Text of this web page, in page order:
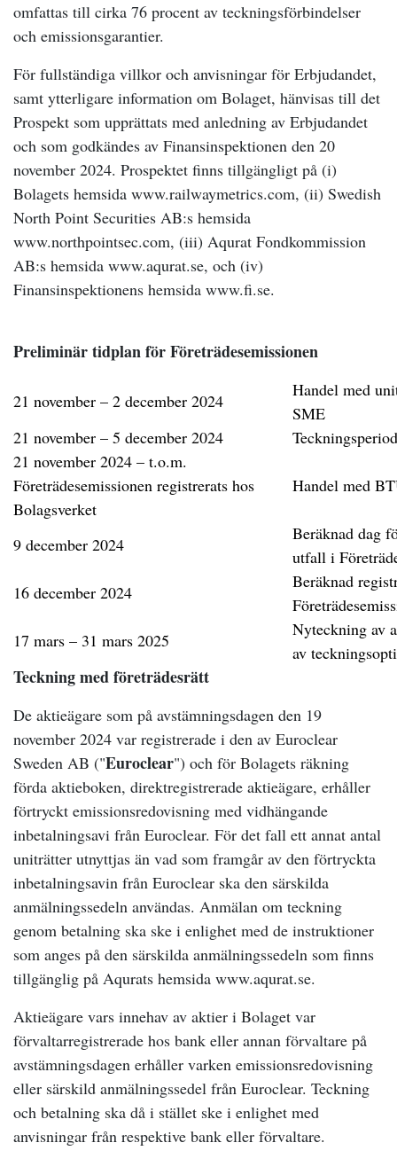
omfattas till cirka 76 procent av teckningsförbindelser
och emissionsgarantier.
För fullständiga villkor och anvisningar för Erbjudandet,
samt ytterligare information om Bolaget, hänvisas till det
Prospekt som upprättats med anledning av Erbjudandet
och som godkändes av Finansinspektionen den 20
november 2024. Prospektet finns tillgängligt på (i)
Bolagets hemsida www.railwaymetrics.com, (ii) Swedish
North Point Securities AB:s hemsida
www.northpointsec.com, (iii) Aqurat Fondkommission
AB:s hemsida www.aqurat.se, och (iv)
Finansinspektionens hemsida www.fi.se.
Preliminär tidplan för Företrädesemissionen
21 november – 2 december 2024
Handel med
SME
21 november – 5 december 2024
Teckningsperiod
21 november 2024 – t.o.m.
Företrädesemissionen registrerats hos
Bolagsverket
Handel med
9 december 2024
Beräknad dag
utfall i
16 december 2024
Beräknad
17 mars – 31 mars 2025
Nyteckning av
av
Teckning med företrädesrätt
De aktieägare som på avstämningsdagen den 19
november 2024 var registrerade i den av Euroclear
Sweden AB ("Euroclear") och för Bolagets räkning
förda aktieboken, direktregistrerade aktieägare, erhåller
förtryckt emissionsredovisning med vidhängande
inbetalningsavi från Euroclear. För det fall ett annat antal
uniträtter utnyttjas än vad som framgår av den förtryckta
inbetalningsavin från Euroclear ska den särskilda
anmälningssedeln användas. Anmälan om teckning
genom betalning ska ske i enlighet med de instruktioner
som anges på den särskilda anmälningssedeln som finns
tillgänglig på Aqurats hemsida www.aqurat.se.
Aktieägare vars innehav av aktier i Bolaget var
förvaltarregistrerade hos bank eller annan förvaltare på
avstämningsdagen erhåller varken emissionsredovisning
eller särskild anmälningssedel från Euroclear. Teckning
och betalning ska då i stället ske i enlighet med
anvisningar från respektive bank eller förvaltare.